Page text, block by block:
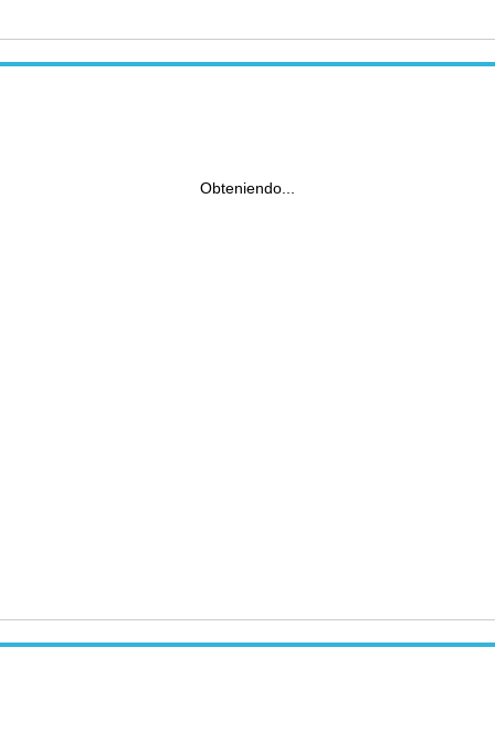
Obteniendo...